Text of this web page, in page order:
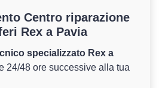
Centro riparazione
Rex a Pavia
specializzato Rex a
24/48 ore successive alla tua